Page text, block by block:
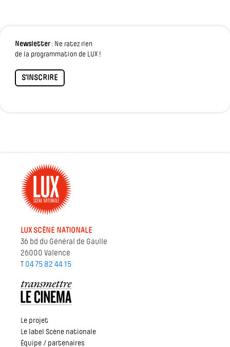
Newsletter: Ne ratez rien
de la programmation de LUX !
S'INSCRIRE
LUX SCÈNE NATIONALE
36 bd du Général de Gaulle
26000 Valence
T 04 75 82 44 15
Le projet
Le label Scène nationale
Équipe / partenaires